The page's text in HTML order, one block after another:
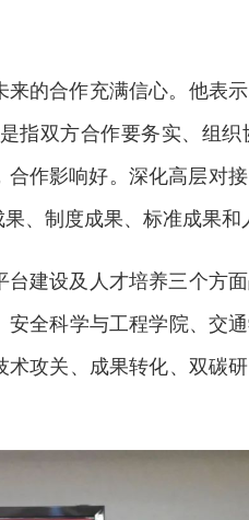
的合作充满信心。他表
指双方合作要务实、组
作影响好。深化高层对
、制度成果、标准成果和
建设及人才培养三个方
全科学与工程学院、交
攻关、成果转化、双碳